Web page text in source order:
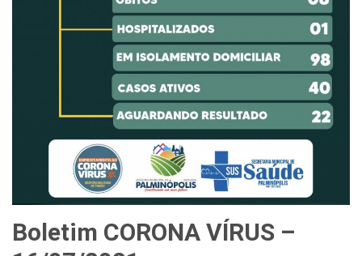
Boletim CORONA VÍRUS –